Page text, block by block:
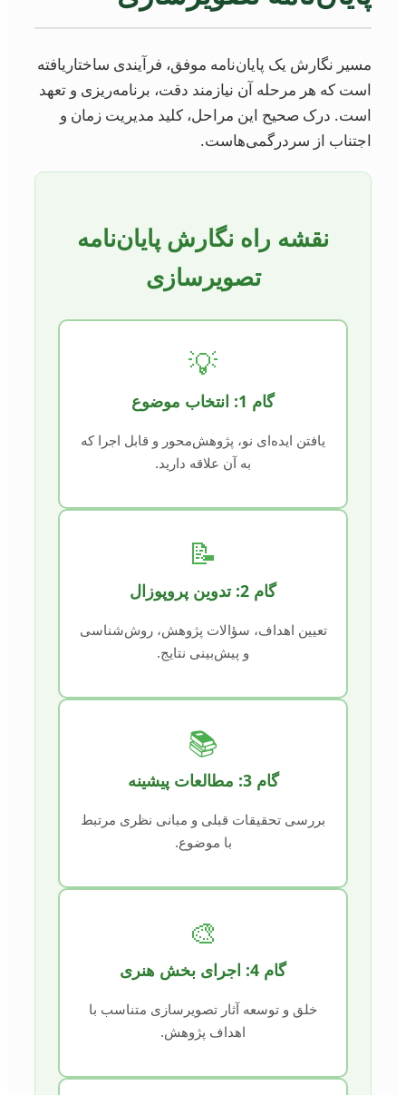
مسیر نگارش یک پایان‌نامه موفق، فرآیندی ساختاریافته
است که هر مرحله آن نیازمند دقت، برنامه‌ریزی و تعهد
است. درک صحیح این مراحل، کلید مدیریت زمان و
اجتناب از سردرگمی‌هاست.
نقشه راه نگارش پایان‌نامه
تصویرسازی
💡
گام 1: انتخاب موضوع
یافتن ایده‌ای نو، پژوهش‌محور و قابل اجرا که
به آن علاقه دارید.
📝
گام 2: تدوین پروپوزال
تعیین اهداف، سؤالات پژوهش، روش‌شناسی
و پیش‌بینی نتایج.
📚
گام 3: مطالعات پیشینه
بررسی تحقیقات قبلی و مبانی نظری مرتبط
با موضوع.
🎨
گام 4: اجرای بخش هنری
خلق و توسعه آثار تصویرسازی متناسب با
اهداف پژوهش.